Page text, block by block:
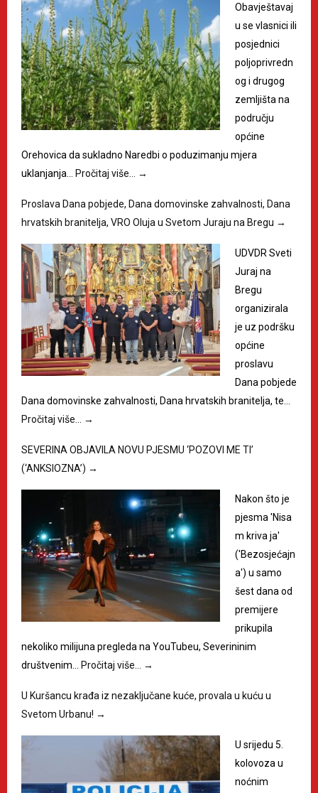
Obavještavaj
u se vlasnici ili
posjednici
poljoprivredn
og i drugog
zemljišta na
području
općine
Orehovica da sukladno Naredbi o poduzimanju mjera
uklanjanja…
Pročitaj više… →
Proslava Dana pobjede, Dana domovinske zahvalnosti, Dana
hrvatskih branitelja, VRO Oluja u Svetom Juraju na Bregu →
UDVDR Sveti
Juraj na
Bregu
organizirala
je uz podršku
općine
proslavu
Dana pobjede
Dana domovinske zahvalnosti, Dana hrvatskih branitelja, te…
Pročitaj više…
→
SEVERINA OBJAVILA NOVU PJESMU ‘POZOVI ME TI’
(‘ANKSIOZNA’) →
Nakon što je
pjesma 'Nisa
m kriva ja'
('Bezosjećajn
a') u samo
šest dana od
premijere
prikupila
nekoliko milijuna pregleda na YouTubeu, Severininim
društvenim…
Pročitaj više… →
U Kuršancu krađa iz nezaključane kuće, provala u kuću u
Svetom Urbanu! →
U srijedu 5.
kolovoza u
noćnim